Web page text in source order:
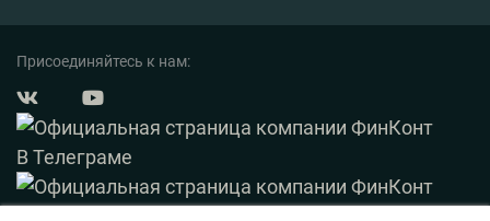
Присоединяйтесь к нам: